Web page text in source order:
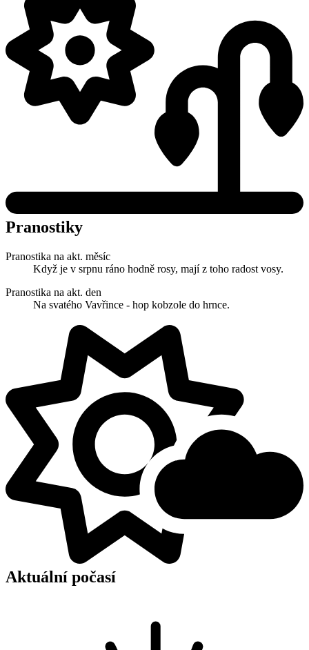
Pranostiky
Pranostika na akt. měsíc
Když je v srpnu ráno hodně rosy, mají z toho radost vosy.
Pranostika na akt. den
Na svatého Vavřince - hop kobzole do hrnce.
Aktuální počasí